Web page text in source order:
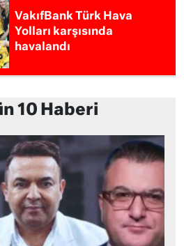
VakıfBank Türk Hava
Yolları karşısında
havalandı
10 Haberi